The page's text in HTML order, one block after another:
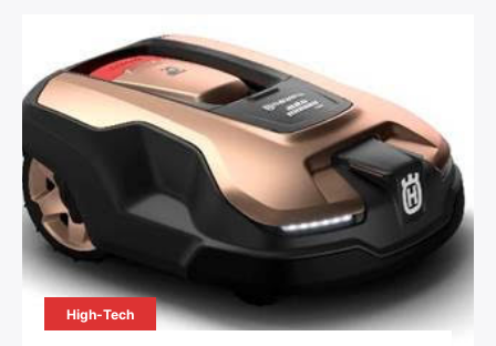
High-Tech